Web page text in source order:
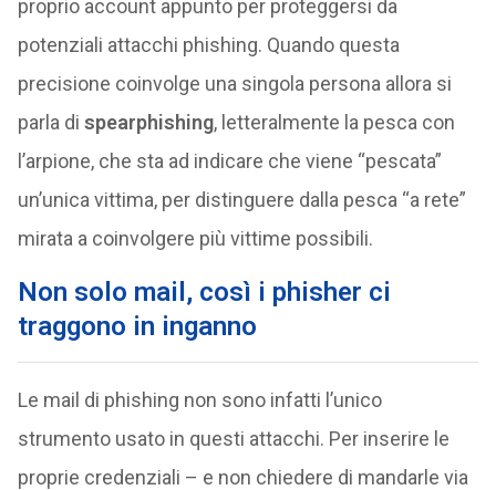
proprio account appunto per proteggersi da
potenziali attacchi phishing. Quando questa
precisione coinvolge una singola persona allora si
parla di spearphishing, letteralmente la pesca con
l’arpione, che sta ad indicare che viene “pescata”
un’unica vittima, per distinguere dalla pesca “a rete”
mirata a coinvolgere più vittime possibili.
Non solo mail, così i phisher ci
traggono in inganno
Le mail di phishing non sono infatti l’unico
strumento usato in questi attacchi. Per inserire le
proprie credenziali – e non chiedere di mandarle via